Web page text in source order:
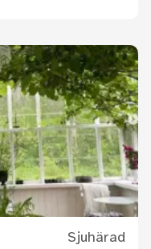
Sjuhärad